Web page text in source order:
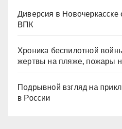
Диверсия в Новочеркасске
ВПК
Хроника беспилотной
жертвы на пляже, пожары
Подрывной взгляд на
в России